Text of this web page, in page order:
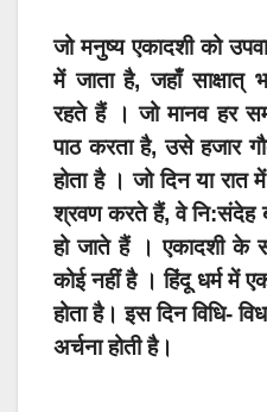
जो मनुष्य एकादशी को
में जाता है, जहाँ साक्षात्
रहते हैं । जो मानव हर
पाठ करता है, उसे हजार
होता है । जो दिन या रात
श्रवण करते हैं, वे नि:संदेह
हो जाते हैं । एकादशी के
कोई नहीं है ।हिंदू धर्म में
होता है। इस दिन विधि-
अर्चना होती है।